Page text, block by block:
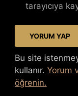
tarayıcıya
Bu site
kullanır. Yorum
öğrenin.